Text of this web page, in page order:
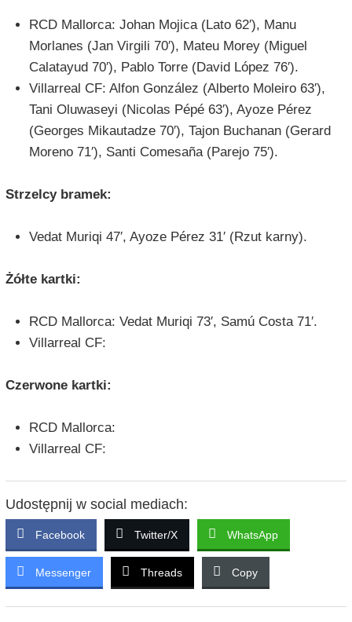
RCD Mallorca: Johan Mojica (Lato 62′), Manu
Morlanes (Jan Virgili 70′), Mateu Morey (Miguel
Calatayud 70′), Pablo Torre (David López 76′).
Villarreal CF: Alfon González (Alberto Moleiro 63′),
Tani Oluwaseyi (Nicolas Pépé 63′), Ayoze Pérez
(Georges Mikautadze 70′), Tajon Buchanan (Gerard
Moreno 71′), Santi Comesaña (Parejo 75′).
Strzelcy bramek:
Vedat Muriqi 47′, Ayoze Pérez 31′ (Rzut karny).
Żółte kartki:
RCD Mallorca: Vedat Muriqi 73′, Samú Costa 71′.
Villarreal CF:
Czerwone kartki:
RCD Mallorca:
Villarreal CF:
Udostępnij w social mediach:
Facebook Twitter/X WhatsApp
Messenger Threads Copy